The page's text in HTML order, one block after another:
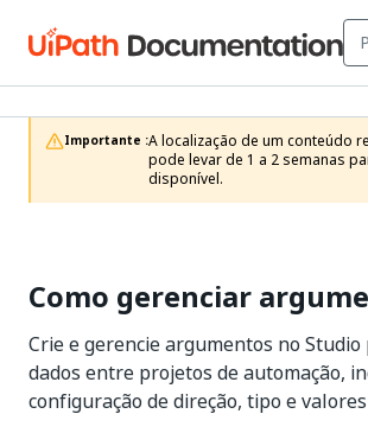
Importante :A localização de um conteúdo
pode levar de 1 a 2 semanas
disponível.
Como gerenciar
Crie e gerencie argumentos no
dados entre projetos de automação,
configuração de direção, tipo e